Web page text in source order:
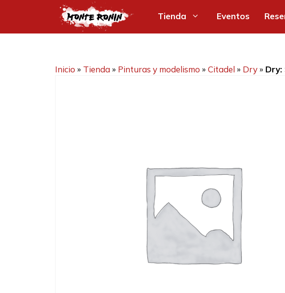
Tienda Eventos
Inicio » Tienda» Pinturas y modelismo » Citadel» Dry» Dry: